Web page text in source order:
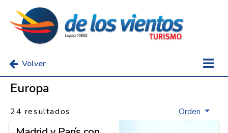
Volver
Europa
24 resultados Orden